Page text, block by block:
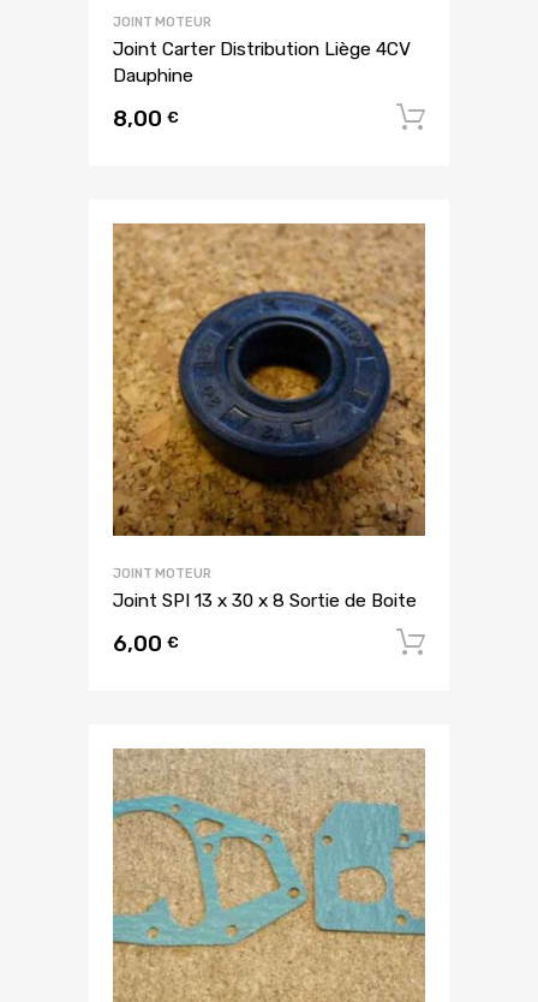
JOINT MOTEUR
Joint Carter Distribution Liège 4CV
Dauphine
8,00 €
JOINT MOTEUR
Joint SPI 13 x 30 x 8 Sortie de Boite
6,00 €